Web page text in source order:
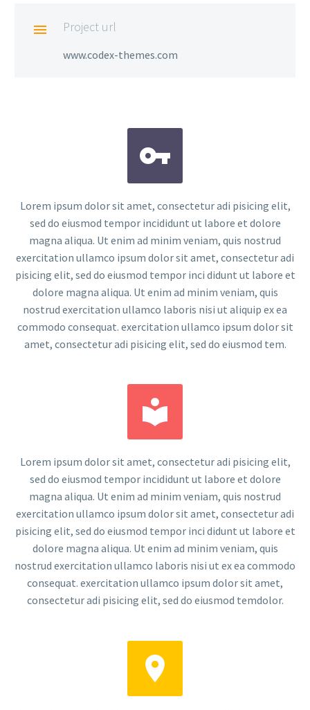
 Project url
www.codex-themes.com


Lorem ipsum dolor sit amet, consectetur adi pisicing elit,
sed do eiusmod tempor incididunt ut labore et dolore
magna aliqua. Ut enim ad minim veniam, quis nostrud
exercitation ullamco ipsum dolor sit amet, consectetur adi
pisicing elit, sed do eiusmod tempor inci didunt ut labore et
dolore magna aliqua. Ut enim ad minim veniam, quis
nostrud exercitation ullamco laboris nisi ut aliquip ex ea
commodo consequat. exercitation ullamco ipsum dolor sit
amet, consectetur adi pisicing elit, sed do eiusmod tem.


Lorem ipsum dolor sit amet, consectetur adi pisicing elit,
sed do eiusmod tempor incididunt ut labore et dolore
magna aliqua. Ut enim ad minim veniam, quis nostrud
exercitation ullamco ipsum dolor sit amet, consectetur adi
pisicing elit, sed do eiusmod tempor inci didunt ut labore et
dolore magna aliqua. Ut enim ad minim veniam, quis
nostrud exercitation ullamco laboris nisi ut ex ea commodo
consequat. exercitation ullamco ipsum dolor sit amet,
consectetur adi pisicing elit, sed do eiusmod temdolor.

